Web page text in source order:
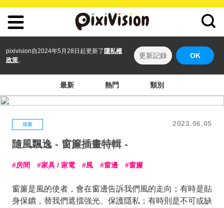
pixivision自2024年5月28日起更新了 隱私權
政策。
更新記錄 OK
最新 熱門 類別
插畫 2023.06.05
隨風飄逸 - 窗簾插畫特輯 -
房間 家具 / 家電 風 窗邊 窗簾
窗簾是風的使者，會在窗邊告訴我們風的走向；有時是貼
身保鑣，替我們遮擋強光、保護隱私；有時則是不可或缺